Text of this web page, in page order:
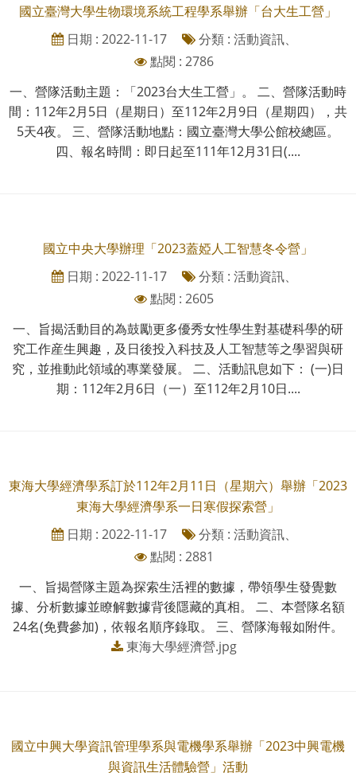
國立臺灣大學生物環境系統工程學系舉辦「台大生工營」
日期 : 2022-11-17
分類 : 活動資訊、
點閱 : 2786
一、營隊活動主題：「2023台大生工營」。 二、營隊活動時
間：112年2月5日（星期日）至112年2月9日（星期四），共
5天4夜。 三、營隊活動地點：國立臺灣大學公館校總區。
四、報名時間：即日起至111年12月31日(....
國立中央大學辦理「2023蓋婭人工智慧冬令營」
日期 : 2022-11-17
分類 : 活動資訊、
點閱 : 2605
一、旨揭活動目的為鼓勵更多優秀女性學生對基礎科學的研
究工作産生興趣，及日後投入科技及人工智慧等之學習與研
究，並推動此領域的專業發展。 二、活動訊息如下： (一)日
期：112年2月6日（一）至112年2月10日....
東海大學經濟學系訂於112年2月11日（星期六）舉辦「2023
東海大學經濟學系一日寒假探索營」
日期 : 2022-11-17
分類 : 活動資訊、
點閱 : 2881
一、旨揭營隊主題為探索生活裡的數據，帶領學生發覺數
據、分析數據並瞭解數據背後隱藏的真相。 二、本營隊名額
24名(免費參加)，依報名順序錄取。 三、營隊海報如附件。
東海大學經濟營.jpg
國立中興大學資訊管理學系與電機學系舉辦「2023中興電機
與資訊生活體驗營」活動